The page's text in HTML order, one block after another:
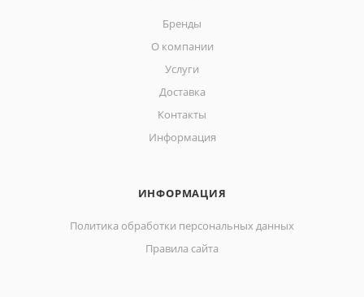
Бренды
О компании
Услуги
Доставка
Контакты
Информация
ИНФОРМАЦИЯ
Политика обработки персональных данных
Правила сайта